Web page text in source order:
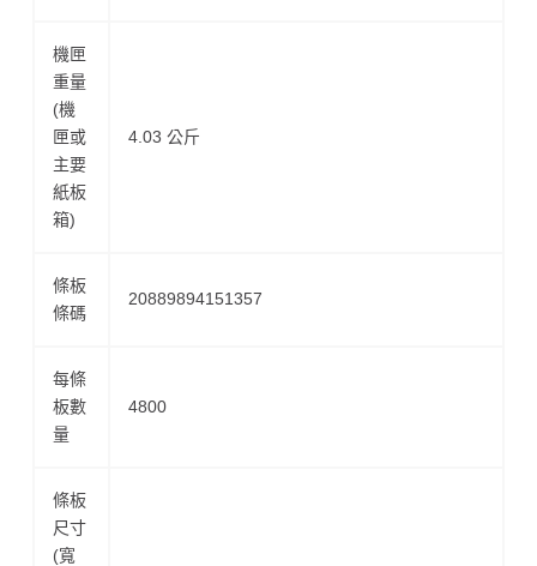
機匣
重量
(機
匣或
主要
紙板
箱)
4.03 公斤
條板
條碼
20889894151357
每條
板數
量
4800
條板
尺寸
(寬